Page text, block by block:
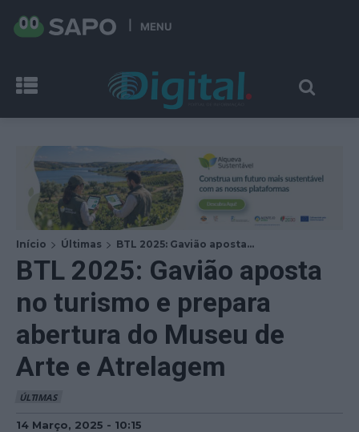
MENU
Início Últimas BTL 2025: Gavião aposta...
BTL 2025: Gavião aposta
no turismo e prepara
abertura do Museu de
Arte e Atrelagem
ÚLTIMAS
14 Março, 2025 - 10:15